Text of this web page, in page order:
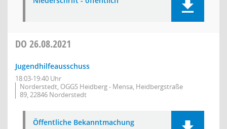
DO 26.08.2021
Jugendhilfeausschuss
18:03-19:40 Uhr
Norderstedt, OGGS Heidberg - Mensa, Heidbergstraße
89, 22846 Norderstedt
Öffentliche Bekanntmachung